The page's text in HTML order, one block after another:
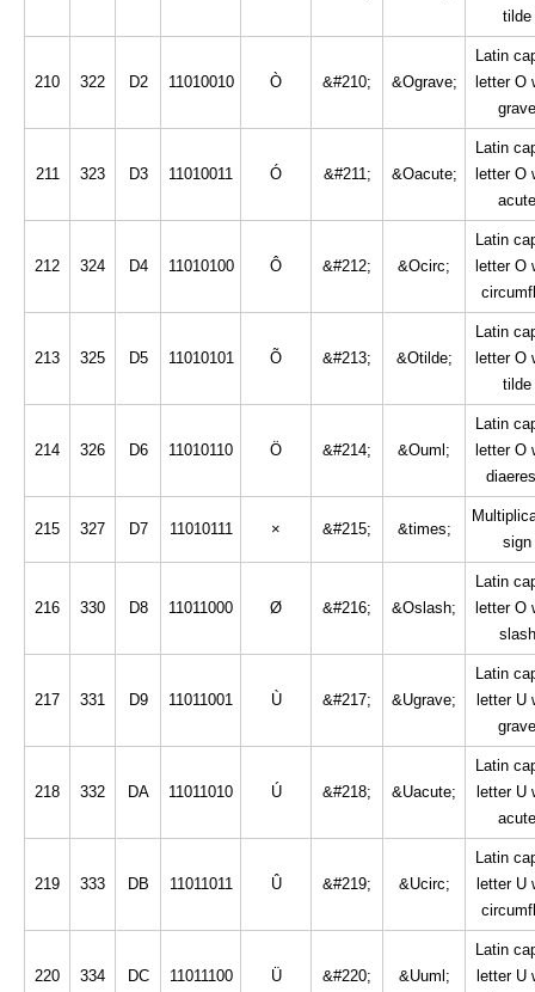
tilde
210 322 D2 11010010 Ò &#210; &Ograve;
Latin
letter O
grave
211 323 D3 11010011 Ó &#211; &Oacute;
Latin
letter O
acute
212 324 D4 11010100 Ô &#212; &Ocirc;
Latin
letter O
213 325 D5 11010101 Õ &#213; &Otilde;
Latin
letter O
tilde
214 326 D6 11010110 Ö &#214; &Ouml;
Latin
letter O
215 327 D7 11010111 × &#215; &times;
sign
216 330 D8 11011000 Ø &#216; &Oslash;
Latin
letter O
slash
217 331 D9 11011001 Ù &#217; &Ugrave;
Latin
letter U
grave
218 332 DA 11011010 Ú &#218; &Uacute;
Latin
letter U
acute
219 333 DB 11011011 Û &#219; &Ucirc;
Latin
letter U
220 334 DC 11011100 Ü &#220; &Uuml;
Latin
letter U